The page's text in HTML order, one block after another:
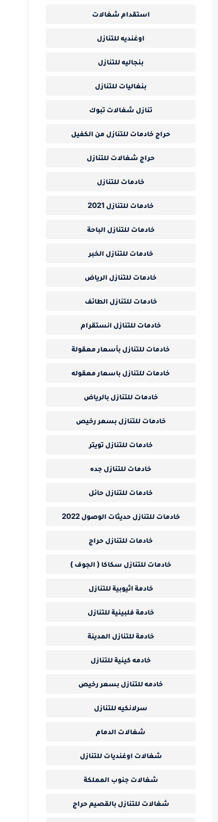
استقدام شغالات
اوغنديه للتنازل
بنجاليه للتنازل
بنغاليات للتنازل
تنازل شغالات تبوك
حراج خادمات للتنازل من الكفيل
حراج شغالات للتنازل
خادمات للتنازل
خادمات للتنازل 2021
خادمات للتنازل الباحة
خادمات للتنازل الخبر
خادمات للتنازل الرياض
خادمات للتنازل الطائف
خادمات للتنازل انستقرام
خادمات للتنازل بأسعار معقولة
خادمات للتنازل باسعار معقوله
خادمات للتنازل بالرياض
خادمات للتنازل بسعر رخيص
خادمات للتنازل تويتر
خادمات للتنازل جده
خادمات للتنازل حائل
خادمات للتنازل حديثات الوصول 2022
خادمات للتنازل حراج
خادمات للتنازل سكاكا ( الجوف )
خادمة اثيوبية للتنازل
خادمة فلبينية للتنازل
خادمة للتنازل المدينة
خادمه كينية للتنازل
خادمه للتنازل بسعر رخيص
سرلانكيه للتنازل
شغالات الدمام
شغالات اوغنديات للتنازل
شغالات جنوب المملكة
شغالات للتنازل بالقصيم حراج